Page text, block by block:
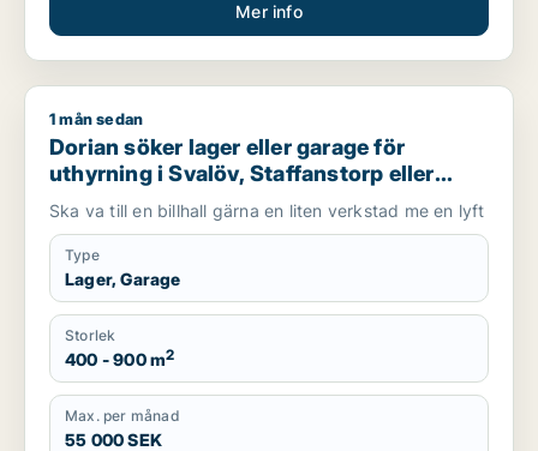
Mer info
Dorian söker lager eller garage för uthyrning i Svalöv,
1 mån sedan
Dorian söker lager eller garage för
uthyrning i Svalöv, Staffanstorp eller
Burlöv m.fl.
Ska va till en billhall gärna en liten verkstad me en lyft
Type
Lager, Garage
Storlek
400 - 900 m2
Max. per månad
55 000 SEK